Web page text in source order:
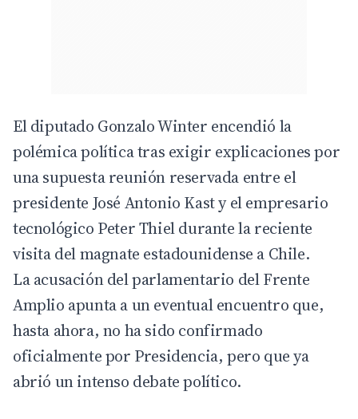
El diputado Gonzalo Winter encendió la
polémica política tras exigir explicaciones por
una supuesta reunión reservada entre el
presidente José Antonio Kast y el empresario
tecnológico Peter Thiel durante la reciente
visita del magnate estadounidense a Chile.
La acusación del parlamentario del Frente
Amplio apunta a un eventual encuentro que,
hasta ahora, no ha sido confirmado
oficialmente por Presidencia, pero que ya
abrió un intenso debate político.